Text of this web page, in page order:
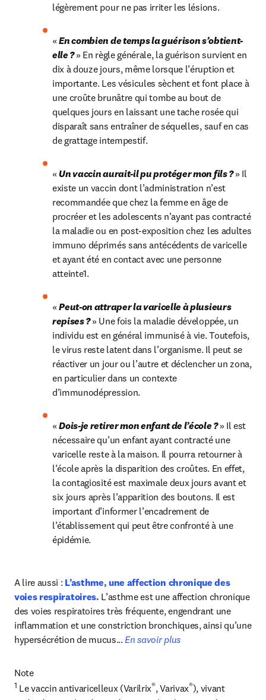
légèrement pour ne pas irriter les lésions.
« En combien de temps la guérison s’obtient-
elle ? » En règle générale, la guérison survient en
dix à douze jours, même lorsque l’éruption et
importante. Les vésicules sèchent et font place à
une croûte brunâtre qui tombe au bout de
quelques jours en laissant une tache rosée qui
disparaît sans entraîner de séquelles, sauf en cas
de grattage intempestif.
« Un vaccin aurait-il pu protéger mon fils ? » Il
existe un vaccin dont l’administration n’est
recommandée que chez la femme en âge de
procréer et les adolescents n’ayant pas contracté
la maladie ou en post-exposition chez les adultes
immuno déprimés sans antécédents de varicelle
et ayant été en contact avec une personne
atteinte1.
« Peut-on attraper la varicelle à plusieurs
repises ? » Une fois la maladie développée, un
individu est en général immunisé à vie. Toutefois,
le virus reste latent dans l’organisme. Il peut se
réactiver un jour ou l’autre et déclencher un zona,
en particulier dans un contexte
d’immunodépression.
« Dois-je retirer mon enfant de l’école ? » Il est
nécessaire qu’un enfant ayant contracté une
varicelle reste à la maison. Il pourra retourner à
l’école après la disparition des croûtes. En effet,
la contagiosité est maximale deux jours avant et
six jours après l’apparition des boutons. Il est
important d’informer l’encadrement de
l’établissement qui peut être confronté à une
épidémie.
A lire aussi : L’asthme, une affection chronique des
voies respiratoires. L’asthme est une affection chronique
des voies respiratoires très fréquente, engendrant une
inflammation et une constriction bronchiques, ainsi qu’une
hypersécrétion de mucus... En savoir plus
Note
1 Le vaccin antivaricelleux (Varilrix®, Varivax®), vivant